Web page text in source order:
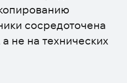
сосредоточена
не на технических